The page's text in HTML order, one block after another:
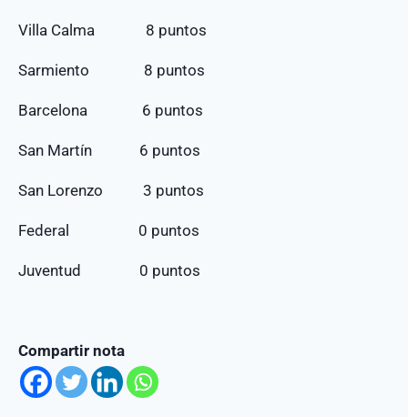
Villa Calma 8 puntos
Sarmiento 8 puntos
Barcelona 6 puntos
San Martín 6 puntos
San Lorenzo 3 puntos
Federal 0 puntos
Juventud 0 puntos
Compartir nota